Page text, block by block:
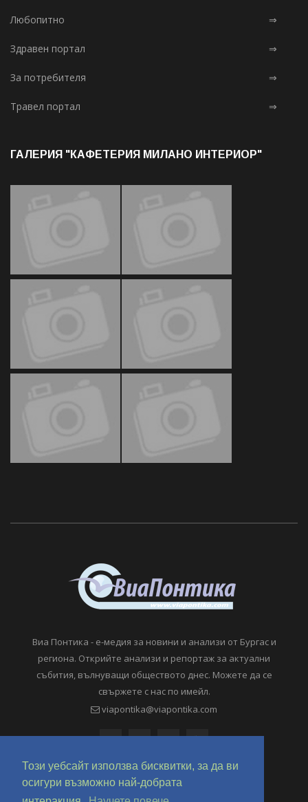
Този уебсайт използва бисквитки, за да ви
осигури възможно най-добрата
Любопитно ⇒
Здравен портал ⇒
За потребителя ⇒
Травел портал ⇒
ГАЛЕРИЯ "КАФЕТЕРИЯ МИЛАНО ИНТЕРИОР"
Виа Понтика - е-медия за новини и анализи от Бургас и
региона. Открийте анализи и репортаж за актуални
събития, вълнуващи обществото днес. Можете да се
свържете с нас по имейл.
viapontika@viapontika.com